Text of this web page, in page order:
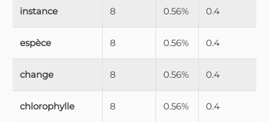
instance 8 0.56% 0.4
espèce 8 0.56% 0.4
change 8 0.56% 0.4
chlorophylle 8 0.56% 0.4